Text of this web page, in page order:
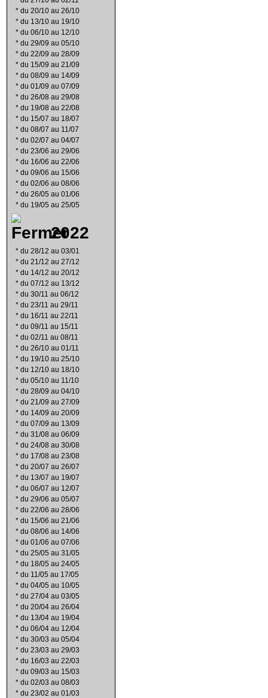
* du 20/10 au 26/10
* du 13/10 au 19/10
* du 06/10 au 12/10
* du 29/09 au 05/10
* du 22/09 au 28/09
* du 15/09 au 21/09
* du 08/09 au 14/09
* du 01/09 au 07/09
* du 26/08 au 29/08
* du 19/08 au 22/08
* du 15/07 au 18/07
* du 08/07 au 11/07
* du 02/07 au 04/07
* du 23/06 au 29/06
* du 16/06 au 22/06
* du 09/06 au 15/06
* du 02/06 au 08/06
* du 26/05 au 01/06
* du 19/05 au 25/05
2022
* du 28/12 au 03/01
* du 21/12 au 27/12
* du 14/12 au 20/12
* du 07/12 au 13/12
* du 30/11 au 06/12
* du 23/11 au 29/11
* du 16/11 au 22/11
* du 09/11 au 15/11
* du 02/11 au 08/11
* du 26/10 au 01/11
* du 19/10 au 25/10
* du 12/10 au 18/10
* du 05/10 au 11/10
* du 28/09 au 04/10
* du 21/09 au 27/09
* du 14/09 au 20/09
* du 07/09 au 13/09
* du 31/08 au 06/09
* du 24/08 au 30/08
* du 17/08 au 23/08
* du 20/07 au 26/07
* du 13/07 au 19/07
* du 06/07 au 12/07
* du 29/06 au 05/07
* du 22/06 au 28/06
* du 15/06 au 21/06
* du 08/06 au 14/06
* du 01/06 au 07/06
* du 25/05 au 31/05
* du 18/05 au 24/05
* du 11/05 au 17/05
* du 04/05 au 10/05
* du 27/04 au 03/05
* du 20/04 au 26/04
* du 13/04 au 19/04
* du 06/04 au 12/04
* du 30/03 au 05/04
* du 23/03 au 29/03
* du 16/03 au 22/03
* du 09/03 au 15/03
* du 02/03 au 08/03
* du 23/02 au 01/03